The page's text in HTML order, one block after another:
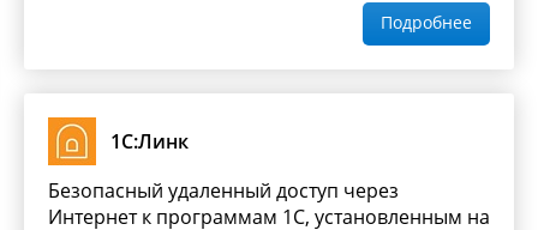
Подробнее
1С:Линк
Безопасный удаленный доступ через
Интернет к программам 1С, установленным на